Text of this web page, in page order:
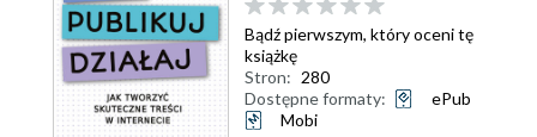
Bądź pierwszym, który oceni tę
książkę
Stron: 280
Dostępne formaty:
ePub
Mobi